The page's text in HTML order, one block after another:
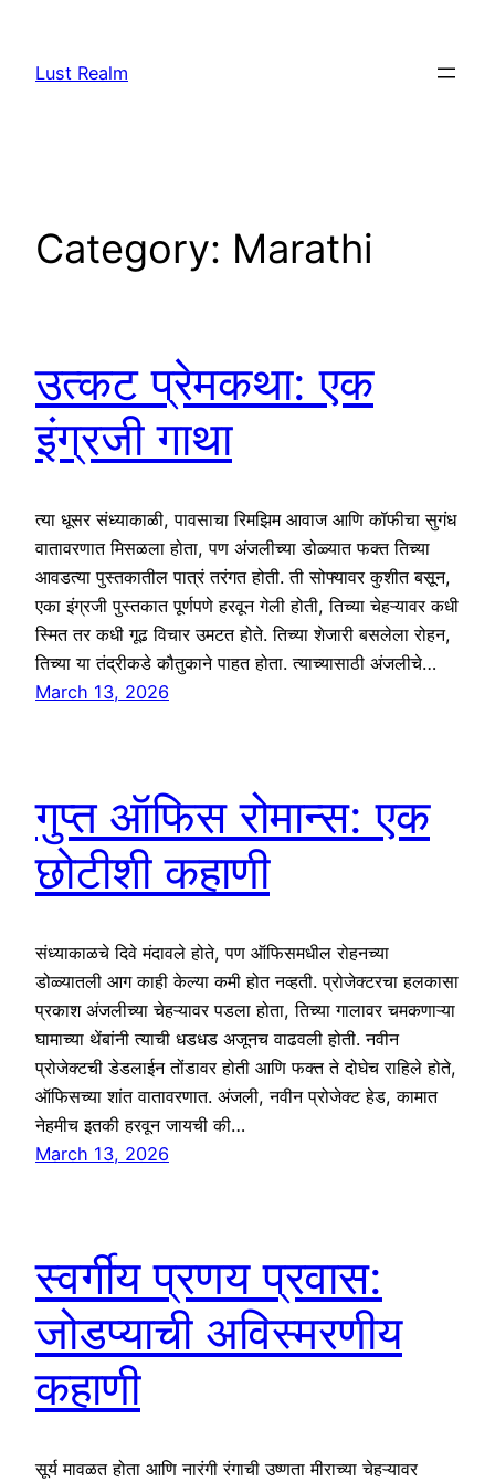
content
Lust Realm
Category: Marathi
उत्कट प्रेमकथा: एक
इंग्रजी गाथा
त्या धूसर संध्याकाळी, पावसाचा रिमझिम आवाज आणि कॉफीचा सुगंध
वातावरणात मिसळला होता, पण अंजलीच्या डोळ्यात फक्त तिच्या
आवडत्या पुस्तकातील पात्रं तरंगत होती. ती सोफ्यावर कुशीत बसून,
एका इंग्रजी पुस्तकात पूर्णपणे हरवून गेली होती, तिच्या चेहऱ्यावर कधी
स्मित तर कधी गूढ विचार उमटत होते. तिच्या शेजारी बसलेला रोहन,
तिच्या या तंद्रीकडे कौतुकाने पाहत होता. त्याच्यासाठी अंजलीचे…
March 13, 2026
गुप्त ऑफिस रोमान्स: एक
छोटीशी कहाणी
संध्याकाळचे दिवे मंदावले होते, पण ऑफिसमधील रोहनच्या
डोळ्यातली आग काही केल्या कमी होत नव्हती. प्रोजेक्टरचा हलकासा
प्रकाश अंजलीच्या चेहऱ्यावर पडला होता, तिच्या गालावर चमकणाऱ्या
घामाच्या थेंबांनी त्याची धडधड अजूनच वाढवली होती. नवीन
प्रोजेक्टची डेडलाईन तोंडावर होती आणि फक्त ते दोघेच राहिले होते,
ऑफिसच्या शांत वातावरणात. अंजली, नवीन प्रोजेक्ट हेड, कामात
नेहमीच इतकी हरवून जायची की…
March 13, 2026
स्वर्गीय प्रणय प्रवास:
जोडप्याची अविस्मरणीय
कहाणी
सूर्य मावळत होता आणि नारंगी रंगाची उष्णता मीराच्या चेहऱ्यावर